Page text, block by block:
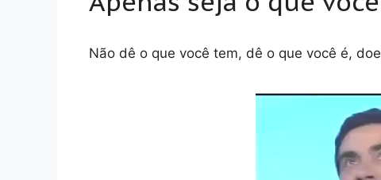
Não dê o que você tem, dê o que você é,